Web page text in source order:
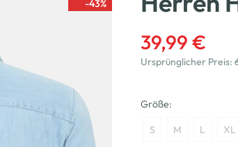
-43%
39,99 €
Ursprünglicher Preis:
Größe:
S M L XL